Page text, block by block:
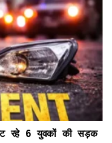
रहे 6 युवकों की सड़क